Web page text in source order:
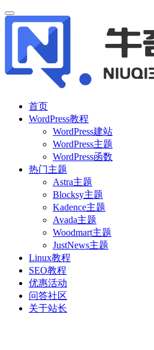
首页
WordPress教程
WordPress建站
WordPress主题
WordPress函数
热门主题
Astra主题
Blocksy主题
Kadence主题
Avada主题
Woodmart主题
JustNews主题
Linux教程
SEO教程
优惠活动
问答社区
关于站长